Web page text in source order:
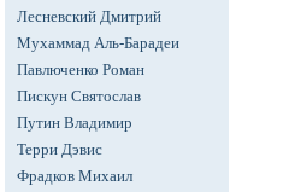
Лесневский Дмитрий
Мухаммад Аль-Барадеи
Павлюченко Роман
Пискун Святослав
Путин Владимир
Терри Дэвис
Фрадков Михаил